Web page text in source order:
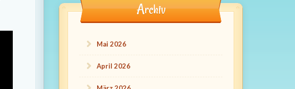
Archiv
Mai 2026
April 2026